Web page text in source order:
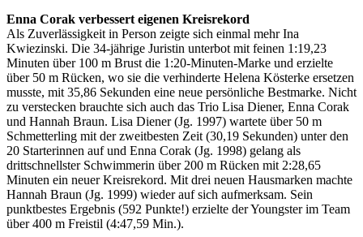
Enna Corak verbessert eigenen Kreisrekord
Als Zuverlässigkeit in Person zeigte sich einmal mehr Ina
Kwiezinski. Die 34-jährige Juristin unterbot mit feinen 1:19,23
Minuten über 100 m Brust die 1:20-Minuten-Marke und erzielte
über 50 m Rücken, wo sie die verhinderte Helena Kösterke ersetzen
musste, mit 35,86 Sekunden eine neue persönliche Bestmarke. Nicht
zu verstecken brauchte sich auch das Trio Lisa Diener, Enna Corak
und Hannah Braun. Lisa Diener (Jg. 1997) wartete über 50 m
Schmetterling mit der zweitbesten Zeit (30,19 Sekunden) unter den
20 Starterinnen auf und Enna Corak (Jg. 1998) gelang als
drittschnellster Schwimmerin über 200 m Rücken mit 2:28,65
Minuten ein neuer Kreisrekord. Mit drei neuen Hausmarken machte
Hannah Braun (Jg. 1999) wieder auf sich aufmerksam. Sein
punktbestes Ergebnis (592 Punkte!) erzielte der Youngster im Team
über 400 m Freistil (4:47,59 Min.).